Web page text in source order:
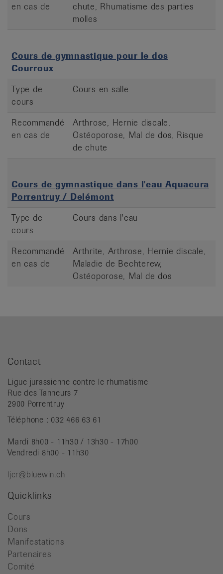
en cas de
chute, Rhumatisme des parties
molles
Cours de gymnastique pour le dos
Courroux
Type de
cours
Cours en salle
Recommandé
en cas de
Arthrose, Hernie discale,
Ostéoporose, Mal de dos, Risque
de chute
Cours de gymnastique dans l'eau Aquacura
Porrentruy / Delémont
Type de
cours
Cours dans l'eau
Recommandé
en cas de
Arthrite, Arthrose, Hernie discale,
Maladie de Bechterew,
Ostéoporose, Mal de dos
Contact
Ligue jurassienne contre le rhumatisme
Rue des Tanneurs 7
2900 Porrentruy
Téléphone : 032 466 63 61
Mardi 8h00 - 11h30 / 13h30 - 17h00
Vendredi 8h00 - 11h30
ljcr@bluewin.ch
Quicklinks
Cours
Dons
Manifestations
Partenaires
Comité